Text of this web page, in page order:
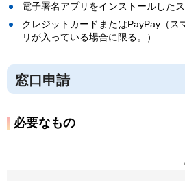
電子署名アプリをインストールした
クレジットカードまたはPayPay（ス
リが入っている場合に限る。）
窓口申請
必要なもの